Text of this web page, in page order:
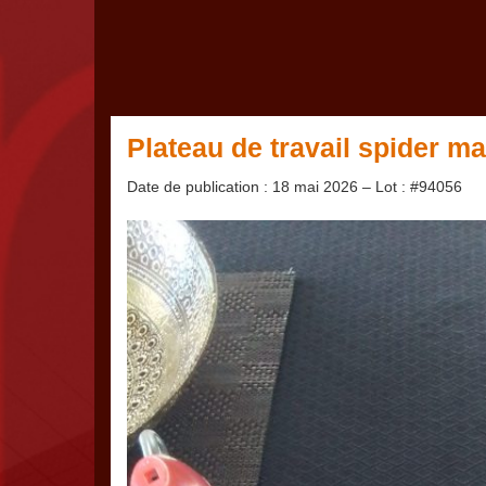
Plateau de travail spider
Date de publication : 18 mai 2026 – Lot : #94056